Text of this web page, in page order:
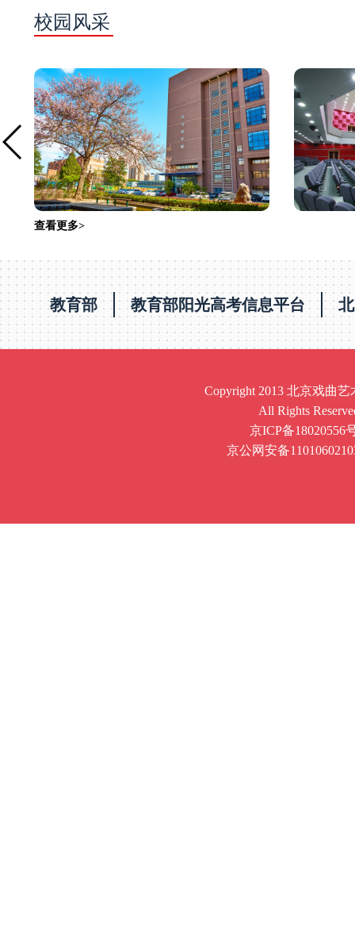
校园风采
查看更多>
教育部 教育部阳光高考信息平台
Copyright 2013 北京戏曲
All Rights
京ICP备18020556
京公网安备